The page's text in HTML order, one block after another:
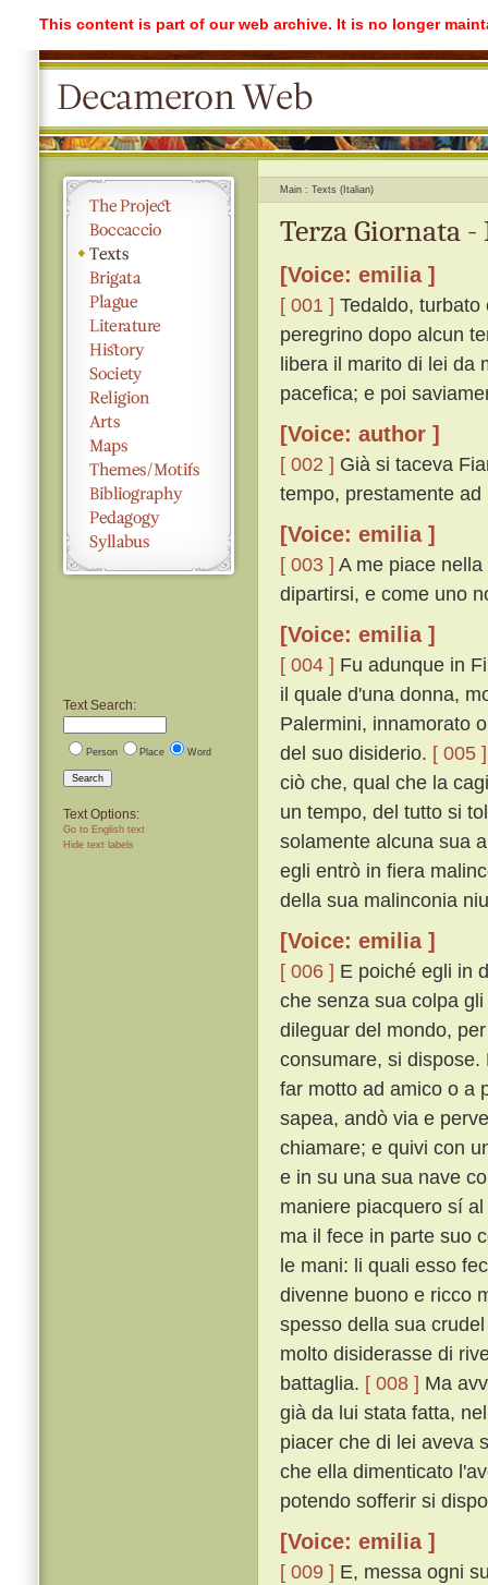
This content is part of our web archive. It is no longer
Text Search:
Person Place Word
Search
Text Options:
Go to English text
Hide text labels
Main Texts (Italian)
Terza Giornata
[Voice: emilia ]
[ 001 ] Tedaldo,
peregrino dopo alcun
libera il marito di lei da
pacefica; e poi
[Voice: author ]
[ 002 ] Già si taceva
tempo, prestamente
[Voice: emilia ]
[ 003 ] A me piace
dipartirsi, e come uno
[Voice: emilia ]
[ 004 ] Fu adunque in
il quale d'una donna,
Palermini, innamorato
del suo disiderio. [ 005 ]
ciò che, qual che la
un tempo, del tutto si
solamente alcuna sua
egli entrò in fiera
della sua malinconia
[Voice: emilia ]
[ 006 ] E poiché egli in
che senza sua colpa
dileguar del mondo,
consumare, si
far motto ad amico o a
sapea, andò via e
chiamare; e quivi con
e in su una sua nave
maniere piacquero sí
ma il fece in parte suo
le mani: li quali esso
divenne buono e ricco
spesso della sua
molto disiderasse di
battaglia. [ 008 ] Ma
già da lui stata fatta,
piacer che di lei aveva
che ella dimenticato
potendo sofferir si
[Voice: emilia ]
[ 009 ] E, messa ogni